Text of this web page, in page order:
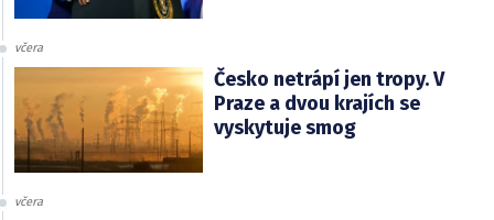
včera
Česko netrápí jen tropy. V
Praze a dvou krajích se
vyskytuje smog
včera